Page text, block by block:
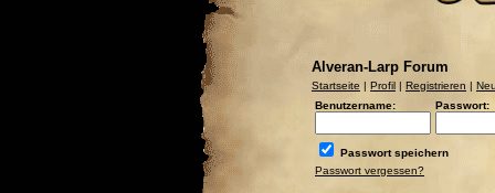
Alveran-Larp Forum
Startseite | Profil | Registrieren |
Benutzername:
Passwort:
Passwort speichern
Passwort vergessen?